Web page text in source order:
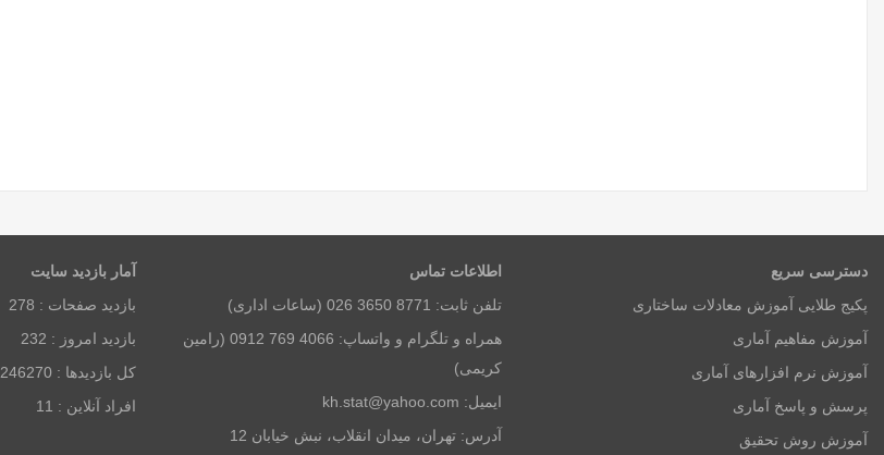
دسترسی سریع
پکیج طلایی آموزش معادلات ساختاری
آموزش مفاهیم آماری
آموزش نرم افزارهای آماری
پرسش و پاسخ آماری
آموزش روش تحقیق
اطلاعات تماس
تلفن ثابت: 8771 3650 026 (ساعات اداری)
همراه و تلگرام و واتساپ: 4066 769 0912 (رامین
کریمی)
ایمیل: kh.stat@yahoo.com
آدرس: تهران، میدان انقلاب، نبش خیابان 12
آمار بازديد سايت
بازديد صفحات : 278
بازديد امروز : 232
كل بازديدها : 246270
افراد آنلاين : 11